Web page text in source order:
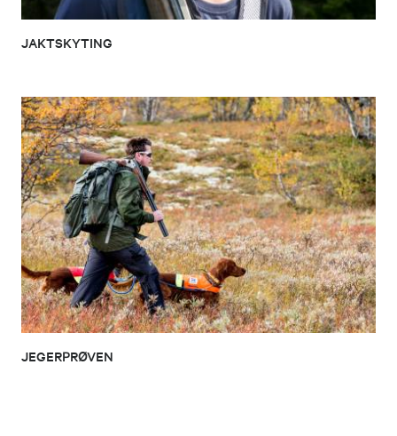
JAKTSKYTING
JEGERPRØVEN